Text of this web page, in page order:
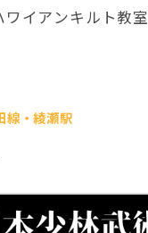
イアンキルト教室
線・綾瀬駅